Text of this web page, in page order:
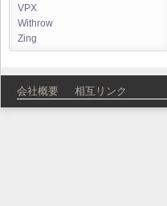
VPX
Withrow
Zing
会社概要 相互リンク